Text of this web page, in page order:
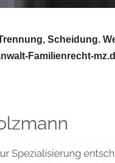
Scheidung.
Familienrecht-